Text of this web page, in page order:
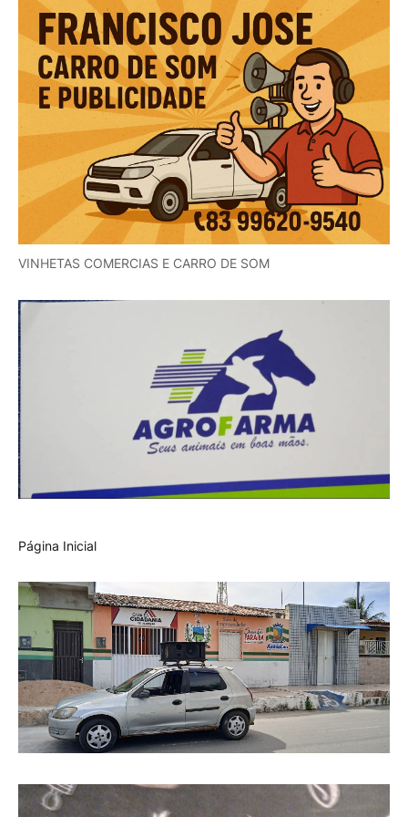
VINHETAS COMERCIAS E CARRO DE SOM
Página Inicial